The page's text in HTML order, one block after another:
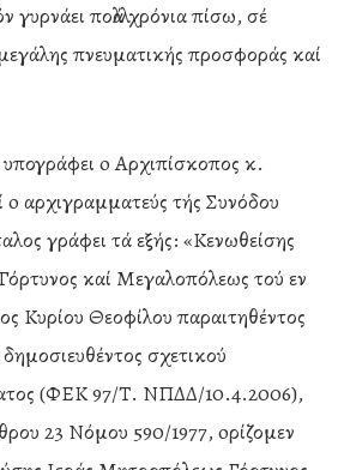
γυρνάει πολλά χρόνια πίσω, σέ
πνευματικής προσφοράς καί
o Αρχιπίσκοπος κ.
τής Συνόδου
γράφει τά εξής: «Κενωθείσης
καί Μεγαλοπόλεως τού εν
Κυρίου Θεοφίλου παραιτηθέντος
σχετικού
(ΦΕΚ 97/Τ. ΝΠΔΔ/10.4.2006),
23 Νόμου 590/1977, oρίζομεν